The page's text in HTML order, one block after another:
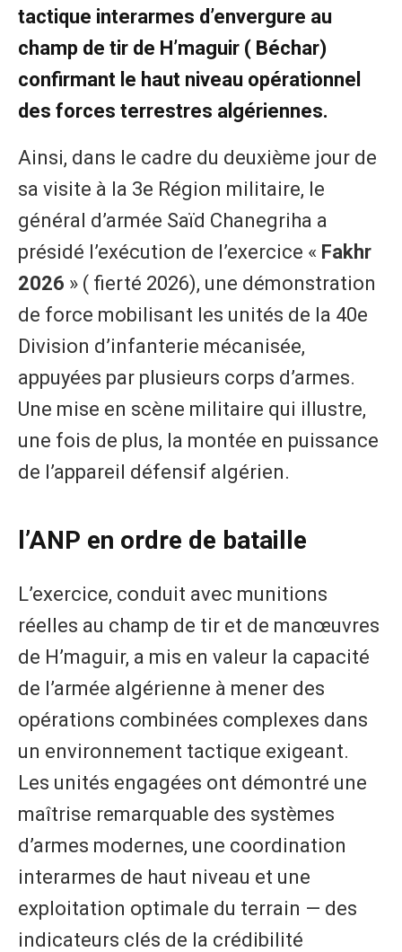
tactique interarmes d’envergure au
champ de tir de H’maguir ( Béchar)
confirmant le haut niveau opérationnel
des forces terrestres algériennes.
Ainsi, dans le cadre du deuxième jour de
sa visite à la 3e Région militaire, le
général d’armée Saïd Chanegriha a
présidé l’exécution de l’exercice « Fakhr
2026 » ( fierté 2026), une démonstration
de force mobilisant les unités de la 40e
Division d’infanterie mécanisée,
appuyées par plusieurs corps d’armes.
Une mise en scène militaire qui illustre,
une fois de plus, la montée en puissance
de l’appareil défensif algérien.
l’ANP en ordre de bataille
L’exercice, conduit avec munitions
réelles au champ de tir et de manœuvres
de H’maguir, a mis en valeur la capacité
de l’armée algérienne à mener des
opérations combinées complexes dans
un environnement tactique exigeant.
Les unités engagées ont démontré une
maîtrise remarquable des systèmes
d’armes modernes, une coordination
interarmes de haut niveau et une
exploitation optimale du terrain — des
indicateurs clés de la crédibilité